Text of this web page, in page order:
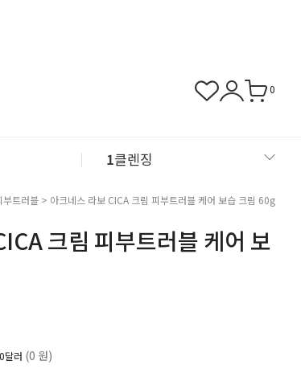
0
1클렌징
2샴푸
3 근육관절
부트러블 > 아크네스 라보 CICA 크림 피부트러블 케어 보습 크림 60g
크림 피부트러블 케어 보
달러 (0 원)